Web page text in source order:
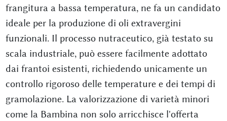
frangitura a bassa temperatura, ne fa un candidato
ideale per la produzione di oli extravergini
funzionali. Il processo nutraceutico, già testato su
scala industriale, può essere facilmente adottato
dai frantoi esistenti, richiedendo unicamente un
controllo rigoroso delle temperature e dei tempi di
gramolazione. La valorizzazione di varietà minori
come la Bambina non solo arricchisce l'offerta